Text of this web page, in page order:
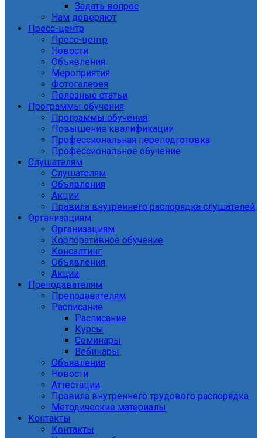
Задать вопрос
Нам доверяют
Пресс-центр
Пресс-центр
Новости
Объявления
Мероприятия
Фотогалерея
Полезные статьи
Программы обучения
Программы обучения
Повышение квалификации
Профессиональная переподготовка
Профессиональное обучение
Слушателям
Слушателям
Объявления
Акции
Правила внутреннего распорядка слушателей
Организациям
Организациям
Корпоративное обучение
Консалтинг
Объявления
Акции
Преподавателям
Преподавателям
Расписание
Расписание
Курсы
Семинары
Вебинары
Объявления
Новости
Аттестации
Правила внутреннего трудового распорядка
Методические материалы
Контакты
Контакты